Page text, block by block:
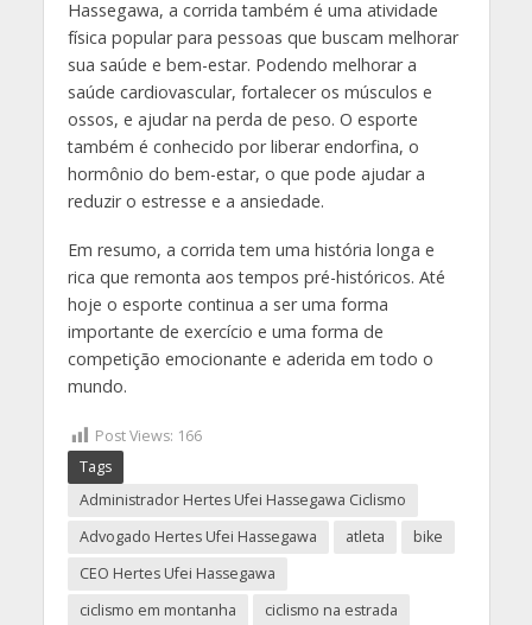
Hassegawa, a corrida também é uma atividade
física popular para pessoas que buscam melhorar
sua saúde e bem-estar. Podendo melhorar a
saúde cardiovascular, fortalecer os músculos e
ossos, e ajudar na perda de peso. O esporte
também é conhecido por liberar endorfina, o
hormônio do bem-estar, o que pode ajudar a
reduzir o estresse e a ansiedade.
Em resumo, a corrida tem uma história longa e
rica que remonta aos tempos pré-históricos. Até
hoje o esporte continua a ser uma forma
importante de exercício e uma forma de
competição emocionante e aderida em todo o
mundo.
Post Views: 166
Tags
Administrador Hertes Ufei Hassegawa Ciclismo
Advogado Hertes Ufei Hassegawa
atleta
bike
CEO Hertes Ufei Hassegawa
ciclismo em montanha
ciclismo na estrada